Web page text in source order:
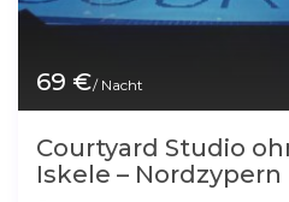
69 €/ Nacht
Courtyard Studio
Iskele – Nordzypern